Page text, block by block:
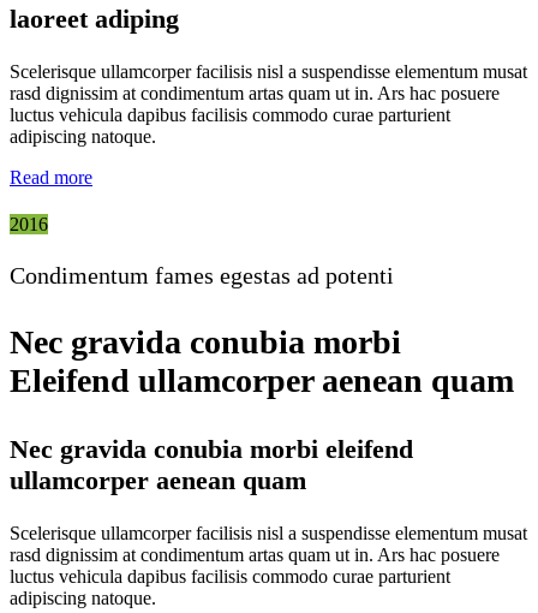
laoreet adiping
Scelerisque ullamcorper facilisis nisl a suspendisse elementum musat
rasd dignissim at condimentum artas quam ut in. Ars hac posuere
luctus vehicula dapibus facilisis commodo curae parturient
adipiscing natoque.
Read more
2016
Condimentum fames egestas ad potenti
Nec gravida conubia morbi
Eleifend ullamcorper aenean quam
Nec gravida conubia morbi eleifend
ullamcorper aenean quam
Scelerisque ullamcorper facilisis nisl a suspendisse elementum musat
rasd dignissim at condimentum artas quam ut in. Ars hac posuere
luctus vehicula dapibus facilisis commodo curae parturient
adipiscing natoque.